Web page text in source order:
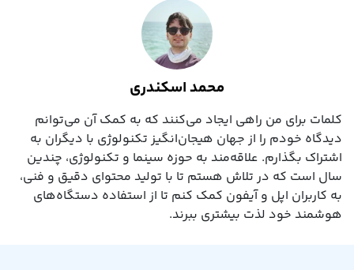
محمد اسکندری
کلمات برای من راهی ایجاد می‌کنند که به کمک آن می‌توانم
دیدگاه خودم را از جهان هیجان‌انگیز تکنولوژی با دیگران به
اشتراک بگذارم. علاقه‌مند به حوزه سینما و تکنولوژی، چندین
سال است که در تلاش هستم تا با تولید محتوای دقیق و فنی،
به کاربران اپل و آیفون کمک کنم تا از استفاده دستگاه‌های
هوشمند خود لذت بیشتری ببرند.